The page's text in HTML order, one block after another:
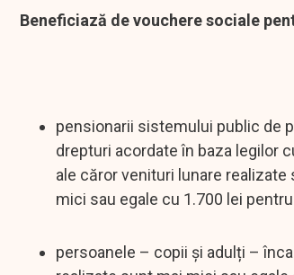
Beneficiază de vouchere sociale
pensionarii sistemului public de
drepturi acordate în baza legilor
ale căror venituri lunare
mici sau egale cu 1.700 lei
persoanele – copii și adulți –